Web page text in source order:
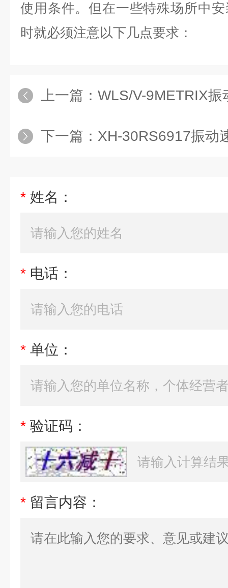
使用条件。但在一些特殊场所中
时就必须注意以下几点要求：
上一篇： WLS/V-9METRIX振
下一篇： XH-30RS6917振动
* 姓名：
* 电话：
* 单位：
* 验证码：
* 留言内容：